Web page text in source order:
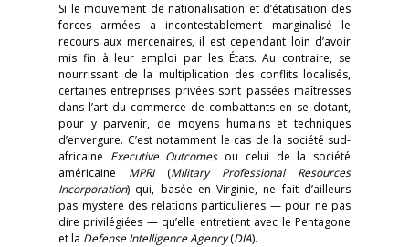
Si le mouvement de nationalisation et d’étatisation des
forces armées a incontestablement marginalisé le
recours aux mercenaires, il est cependant loin d’avoir
mis fin à leur emploi par les États. Au contraire, se
nourrissant de la multiplication des conflits localisés,
certaines entreprises privées sont passées maîtresses
dans l’art du commerce de combattants en se dotant,
pour y parvenir, de moyens humains et techniques
d’envergure. C’est notamment le cas de la société sud-
africaine Executive Outcomesou celui de la société
américaine MPRI(Military Professional Resources
Incorporation) qui, basée en Virginie, ne fait d’ailleurs
pas mystère des relations particulières — pour ne pas
dire privilégiées — qu’elle entretient avec le Pentagone
et la Defense Intelligence Agency(DIA).